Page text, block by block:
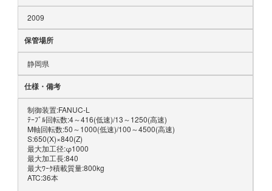
2009
保管場所
静岡県
仕様・備考
制御装置:FANUC-L
ﾃｰﾌﾞﾙ回転数:4～416(低速)/13～1250(高速)
M軸回転数:50～1000(低速)/100～4500(高速)
S:650(X)×840(Z)
最大加工径:φ1000
最大加工長:840
最大ﾜｰｸ積載質量:800kg
ATC:36本